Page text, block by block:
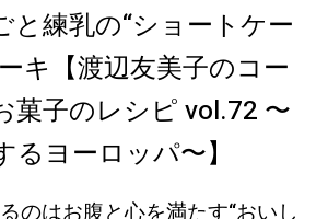
と練乳の“ショートケー
キ【渡辺友美子のコー
菓子のレシピ vol.72 〜
るヨーロッパ〜】
のはお腹と心を満たす“おいし